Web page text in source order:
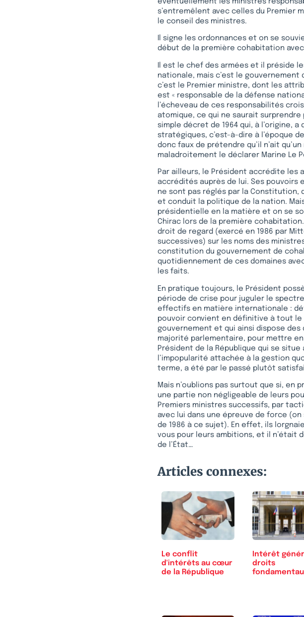
s’entremêlent avec celles du Premier
le conseil des ministres.
Il signe les ordonnances et on se
début de la première cohabitation
Il est le chef des armées et il préside
nationale, mais c’est le
c’est le Premier ministre, dont les
est « responsable de la défense
l’écheveau de ces responsabilités
atomique, ce qui ne saurait
simple décret de 1964 qui, à l’origine,
stratégiques, c’est-à-dire à l’époque
donc faux de prétendre qu’il n’ait
maladroitement le déclarer Marine Le
Par ailleurs, le Président accrédite les
accrédités auprès de lui. Ses pouvoirs
ne sont pas réglés par la Constitution,
et conduit la politique de la nation.
présidentielle en la matière et on se
Chirac lors de la première
droit de regard (exercé en 1986 par
successives) sur les noms des
constitution du gouvernement de
quotidiennement de ces domaines
les faits.
En pratique toujours, le Président
période de crise pour juguler le
effectifs en matière internationale :
pouvoir convient en définitive à tout le
gouvernement et qui ainsi dispose des
majorité parlementaire, pour mettre
Président de la République qui se
l’impopularité attachée à la gestion
terme, a été par le passé plutôt
Mais n’oublions pas surtout que si, en
une partie non négligeable de leurs
Premiers ministres successifs, par
avec lui dans une épreuve de force
de 1986 à ce sujet). En effet, ils
vous pour leurs ambitions, et il n’était
de l’État…
Articles connexes:
Le conflit
d'intérêts au cœur
de la République
Intérêt
droits